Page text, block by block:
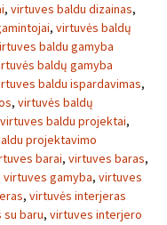
, virtuves baldu dizainas,
, virtuvės baldų
baldu gamyba
baldų gamyba
baldu ispardavimas,
, virtuvės baldų
virtuves baldu projektai,
projektavimo
barai, virtuves baras,
virtuves gamyba, virtuves
, virtuvės interjeras
baru, virtuves interjero